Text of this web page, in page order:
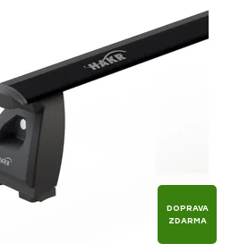
DOPRAVA
ZDARMA